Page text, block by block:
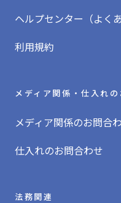
ヘルプセンター（よく
利用規約
メディア関係・仕入れ
メディア関係のお問合
仕入れのお問合わせ
法務関連